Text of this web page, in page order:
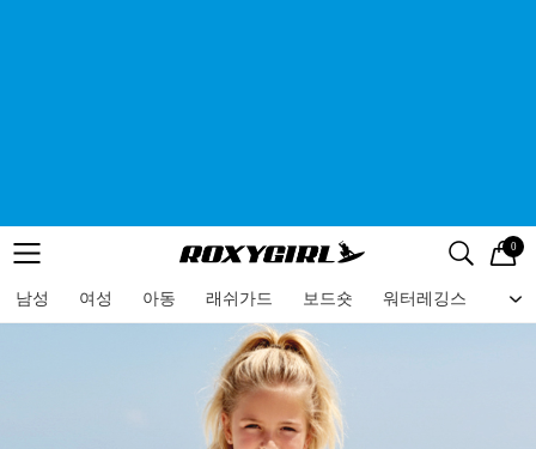
메뉴 검색
로고 0
남성 여성 아동 래쉬가드 보드숏 워터레깅스 비
메뉴